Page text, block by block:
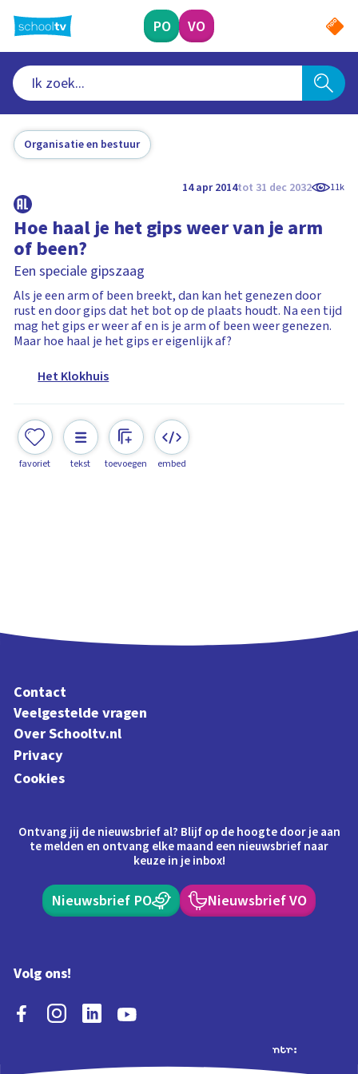
naar
hoofdinhoud
PO VO
Organisatie en bestuur
14 apr 2014tot 31 dec 2032 11k
Hoe haal je het gips weer van je arm
of been?
Een speciale gipszaag
Als je een arm of been breekt, dan kan het genezen door
rust en door gips dat het bot op de plaats houdt. Na een tijd
mag het gips er weer af en is je arm of been weer genezen.
Maar hoe haal je het gips er eigenlijk af?
Het Klokhuis
favoriet tekst toevoegen embed
Contact
Veelgestelde vragen
Over Schooltv.nl
Privacy
Cookies
Ontvang jij de nieuwsbrief al? Blijf op de hoogte door je aan
te melden en ontvang elke maand een nieuwsbrief naar
keuze in je inbox!
Nieuwsbrief PO Nieuwsbrief VO
Volg ons!